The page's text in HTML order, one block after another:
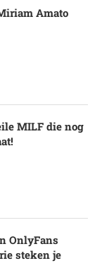
Amato
MILF die nog
OnlyFans
steken je